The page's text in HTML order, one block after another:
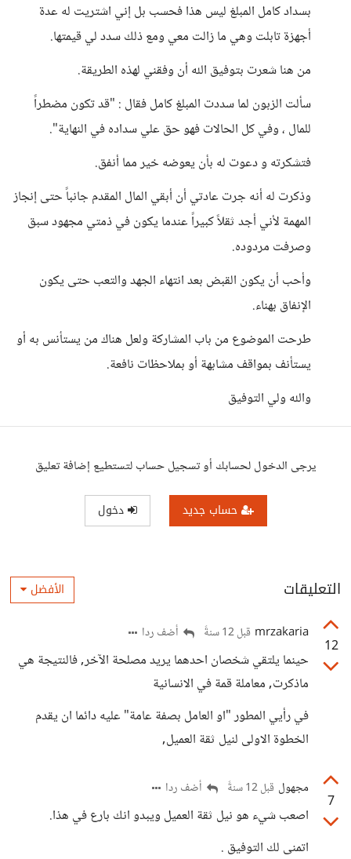
بسداد كامل المبلغ ليس هذا فحسب بل إني اشتريت له عدة
أجهزة تابلت وهي ما زالت معي ومع ذلك سدد لي قيمتها.
من هنا شعرت بتوفيق الله أن وفقني لهذه الطريقة.
سألت الزبون لما سددت المبلغ كامل فقال : "قد تكون مضطراً
للمال ، وفي كل الحالات فهو حق علي سداده في النهاية".
فتشكرته و دعوت له بأن يعوضه خير مما أنفق.
وذكرت له أنه جرت عادتي أن أبقي المال المقدم جانباً حتى إنجاز
المهمة لأني أجد ثقلاً كبيراً عندما يكون في ذمتي مجهود سبق
وصرفت مردوده.
وأحب أن يكون القبض بعد انتهاء الجهد والتعب حتى يكون
الإنفاق بهناء.
طرحت الموضوع من باب المشاركة ولعل هناك من يستأنس به أو
يستأنف بمواقف مشابهة أو بملاحظات نافعة.
والله ولي التوفيق
يرجى الدخول لحسابك أو تسجيل حساب لتستطيع إضافة تعليق
حساب جديد دخول
التعليقات الأفضل
12
mrzakaria قبل 12 سنةً أضف ردا
حينما يلتقي شخصان احدهما يريد مصلحة الآخر, فالنتيجة هي
ماذكرت, معاملة قمة في الانسانية
في رأيي المطور "او العامل بصفة عامة" عليه دائما ان يقدم
الخطوة الاولى لنيل ثقة العميل,
7
مجهول قبل 12 سنةً أضف ردا
اصعب شيء هو نيل ثقة العميل ويبدو انك بارع في هذا.
اتمنى لك التوفيق .